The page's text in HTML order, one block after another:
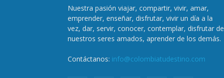
Nuestra pasión viajar, compartir, vivir, amar,
emprender, enseñar, disfrutar, vivir un día a la
vez, dar, servir, conocer, contemplar, disfrutar de
nuestros seres amados, aprender de los demás.
Contáctanos: info@colombiatudestino.com